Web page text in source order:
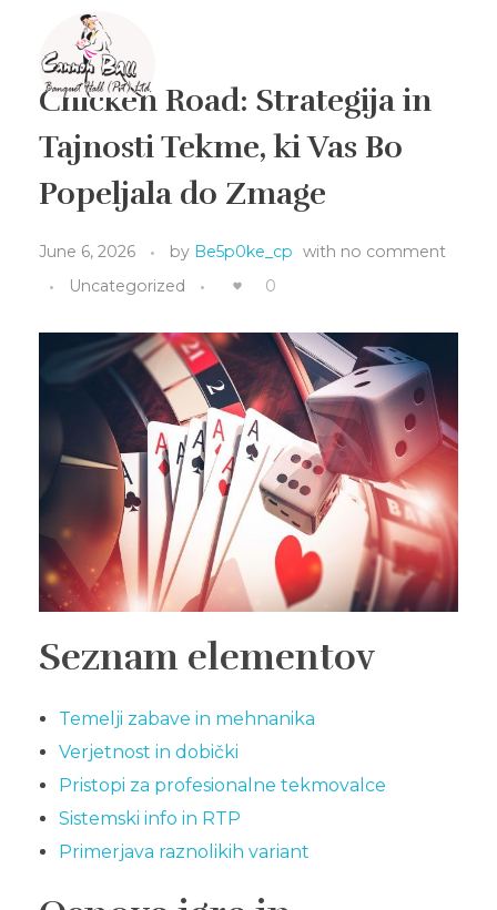
Cannon Ball Banquet
Banquet Hall in Gampaha
Chicken Road: Strategija in
Tajnosti Tekme, ki Vas Bo
Popeljala do Zmage
June 6, 2026 by Be5p0ke_cp with no comment
Uncategorized
0
Seznam elementov
Temelji zabave in mehnanika
Verjetnost in dobički
Pristopi za profesionalne tekmovalce
Sistemski info in RTP
Primerjava raznolikih variant